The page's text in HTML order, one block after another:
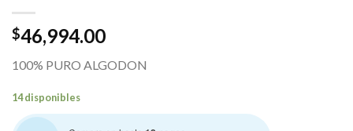
$46,994.00
100% PURO ALGODON
14 disponibles